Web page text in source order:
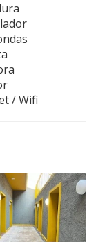
/ Wifi